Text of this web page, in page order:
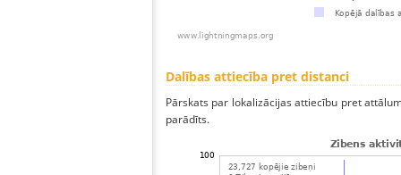
Dalības attiecība pret distanci
Pārskats par lokalizācijas attiecību pret
parādīts.